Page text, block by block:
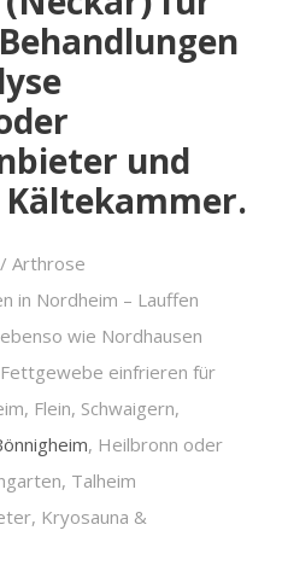
und
Kältekammer.
Arthrose
in Nordheim – Lauffen
wie Nordhausen
einfrieren für
Flein, Schwaigern,
, Heilbronn oder
Talheim
Kryosauna &